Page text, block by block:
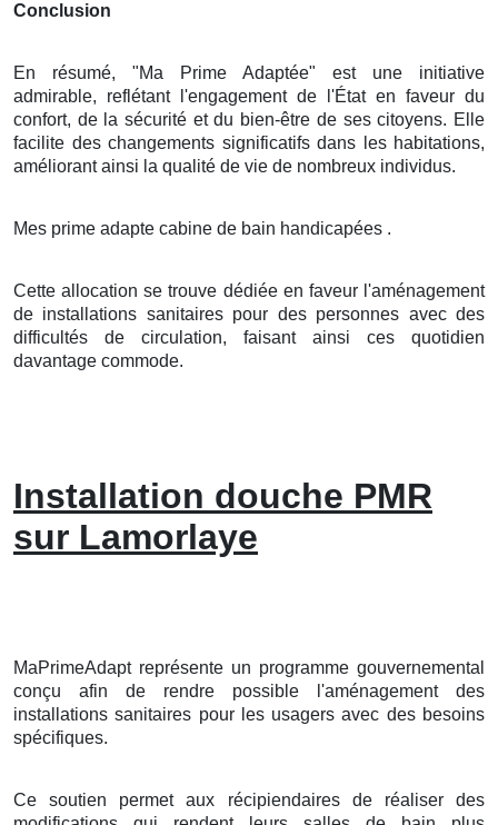
Conclusion
En résumé, "Ma Prime Adaptée" est une initiative
admirable, reflétant l'engagement de l'État en faveur du
confort, de la sécurité et du bien-être de ses citoyens. Elle
facilite des changements significatifs dans les habitations,
améliorant ainsi la qualité de vie de nombreux individus.
Mes prime adapte cabine de bain handicapées .
Cette allocation se trouve dédiée en faveur l'aménagement
de installations sanitaires pour des personnes avec des
difficultés de circulation, faisant ainsi ces quotidien
davantage commode.
Installation douche PMR
sur Lamorlaye
MaPrimeAdapt représente un programme gouvernemental
conçu afin de rendre possible l'aménagement des
installations sanitaires pour les usagers avec des besoins
spécifiques.
Ce soutien permet aux récipiendaires de réaliser des